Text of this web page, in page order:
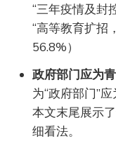
“三年疫情及封
“高等教育扩招
56.8%）
政府部门应为
为“政府部门”
本文末尾展示
细看法。